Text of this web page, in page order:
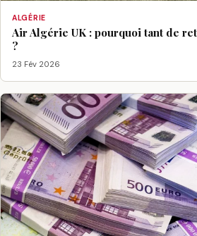
ALGÉRIE
Air Algérie UK : pourquoi tant de
?
23 Fév 2026